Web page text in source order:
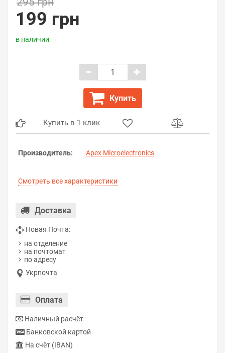
199 грн
в наличии
Купить
Купить в 1 клик
Производитель: Apex Microelectronics
Смотреть все характеристики
Доставка
Новая Почта:
на отделение
на почтомат
по адресу
Укрпочта
Оплата
Наличный расчёт
Банковской картой
На счёт (IBAN)